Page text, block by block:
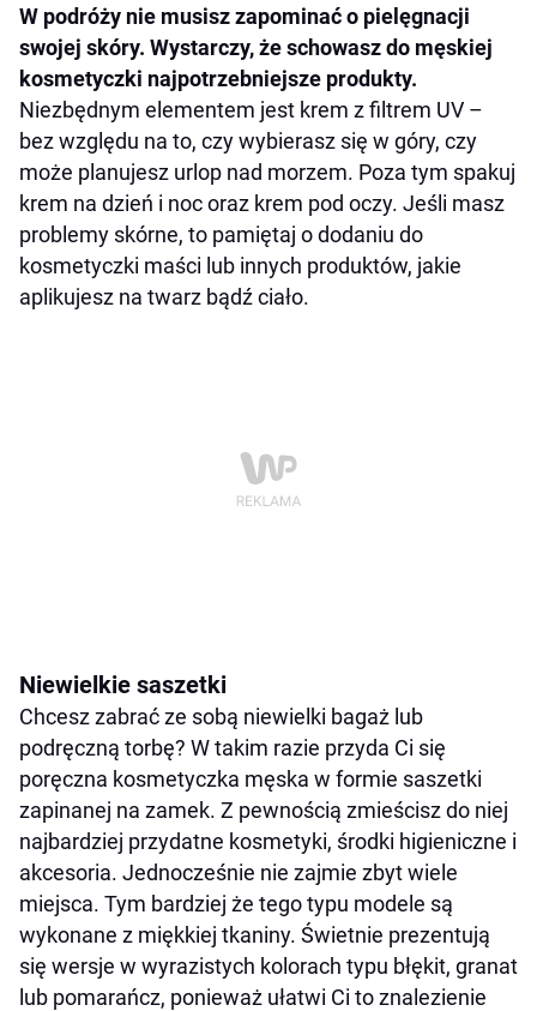
W podróży nie musisz zapominać o pielęgnacji
swojej skóry. Wystarczy, że schowasz do męskiej
kosmetyczki najpotrzebniejsze produkty.
Niezbędnym elementem jest krem z filtrem UV –
bez względu na to, czy wybierasz się w góry, czy
może planujesz urlop nad morzem. Poza tym spakuj
krem na dzień i noc oraz krem pod oczy. Jeśli masz
problemy skórne, to pamiętaj o dodaniu do
kosmetyczki maści lub innych produktów, jakie
aplikujesz na twarz bądź ciało.
Niewielkie saszetki
Chcesz zabrać ze sobą niewielki bagaż lub
podręczną torbę? W takim razie przyda Ci się
poręczna kosmetyczka męska w formie saszetki
zapinanej na zamek. Z pewnością zmieścisz do niej
najbardziej przydatne kosmetyki, środki higieniczne i
akcesoria. Jednocześnie nie zajmie zbyt wiele
miejsca. Tym bardziej że tego typu modele są
wykonane z miękkiej tkaniny. Świetnie prezentują
się wersje w wyrazistych kolorach typu błękit, granat
lub pomarańcz, ponieważ ułatwi Ci to znalezienie